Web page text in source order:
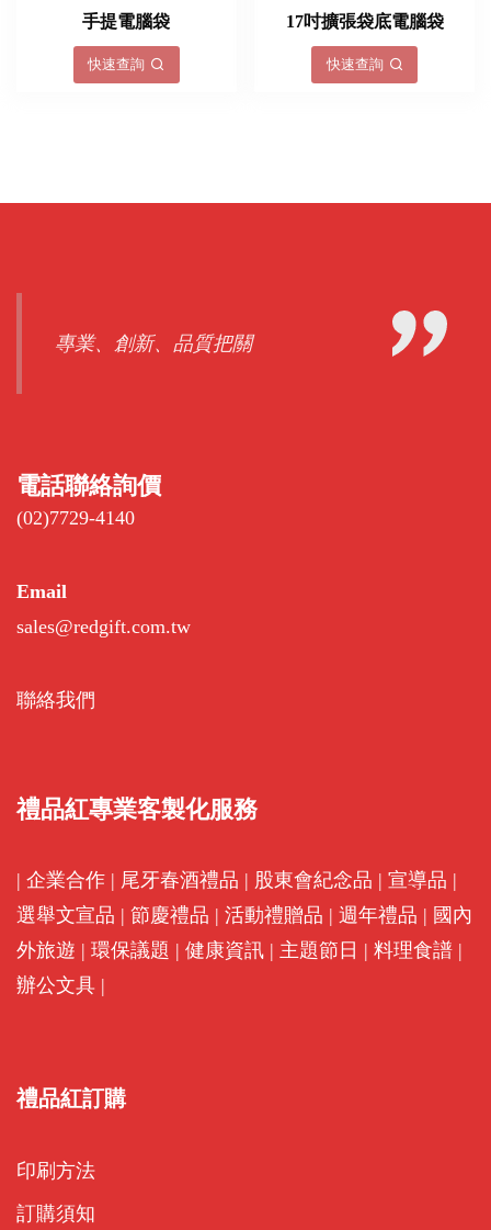
手提電腦袋
快速查詢
17吋擴張袋底電腦袋
快速查詢
專業、創新、品質把關
電話聯絡詢價
(02)7729-4140
Email
sales@redgift.com.tw
聯絡我們
禮品紅專業客製化服務
| 企業合作 | 尾牙春酒禮品 | 股東會紀念品 | 宣導品 |
選舉文宣品 | 節慶禮品 | 活動禮贈品 | 週年禮品 | 國內
外旅遊 | 環保議題 | 健康資訊 | 主題節日 | 料理食譜 |
辦公文具 |
禮品紅訂購
印刷方法
訂購須知